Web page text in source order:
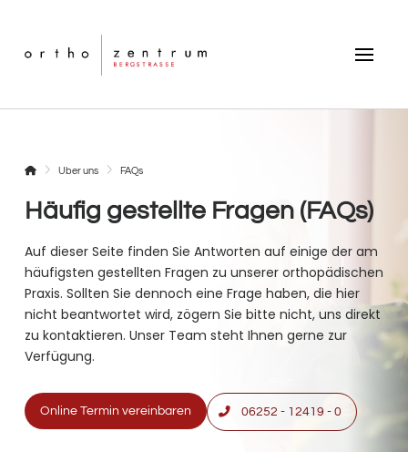
StartseiteÜber uns FAQs
Häufig gestellte Fragen (FAQs)
Auf dieser Seite finden Sie Antworten auf einige der am
häufigsten gestellten Fragen zu unserer orthopädischen
Praxis. Sollten Sie dennoch eine Frage haben, die hier
nicht beantwortet wird, zögern Sie bitte nicht, uns direkt
zu kontaktieren. Unser Team steht Ihnen gerne zur
Verfügung.
Online Termin vereinbaren 06252 - 12419 - 0